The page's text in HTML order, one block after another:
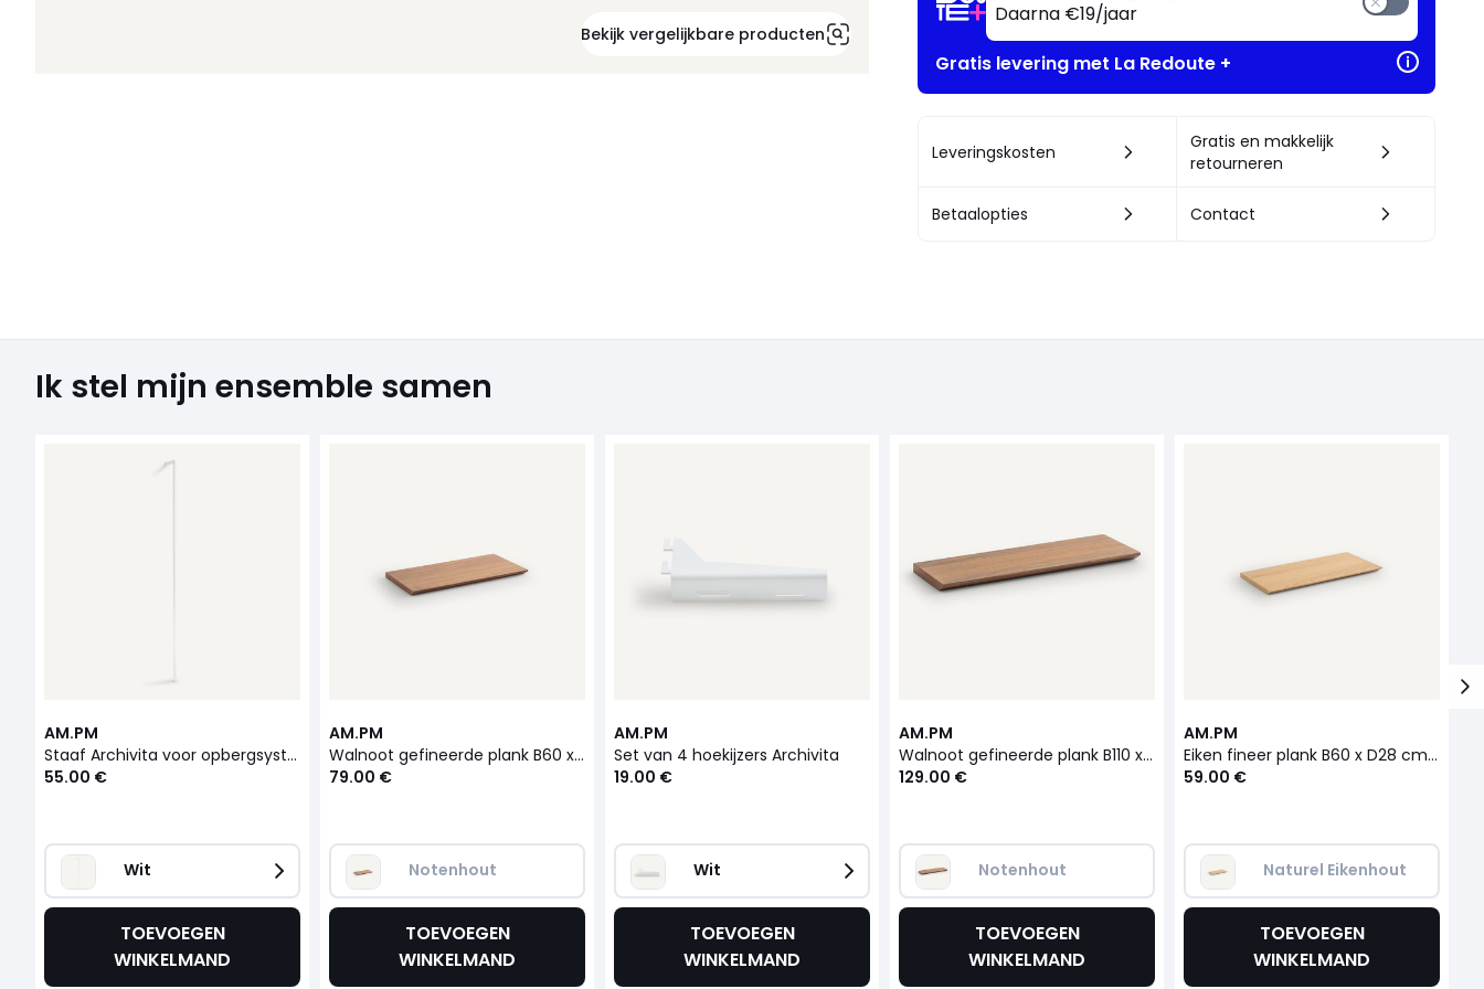
Bekijk vergelijkbare producten
Daarna €19/jaar
Gratis levering met La Redoute +
Leveringskosten
Gratis en makkelijk
retourneren
Betaalopties Contact
Ik stel mijn ensemble samen
AM.PM
Staaf Archivita voor opbergsysteem
55.00 €
Wit
TOEVOEGEN
WINKELMAND
AM.PM
Walnoot gefineerde plank B60 x D28 cm, Archivita
79.00 €
Notenhout
TOEVOEGEN
WINKELMAND
AM.PM
Set van 4 hoekijzers Archivita
19.00 €
Wit
TOEVOEGEN
WINKELMAND
AM.PM
Walnoot gefineerde plank B110 x D28 cm, Archivita
129.00 €
Notenhout
TOEVOEGEN
WINKELMAND
AM.PM
Eiken fineer plank B60 x D28 cm, Archivita
59.00 €
Naturel Eikenhout
TOEVOEGEN
WINKELMAND